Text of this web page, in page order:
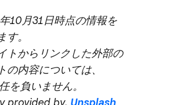
10月31日時点の​情報を​
す。
トから​リンクした​外部の​
の​内容に​ついては、​
を​負いません。
provided by, Unsplash